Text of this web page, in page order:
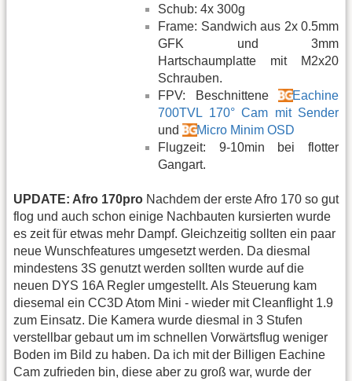
Schub: 4x 300g
Frame: Sandwich aus 2x 0.5mm
GFK und 3mm
Hartschaumplatte mit M2x20
Schrauben.
FPV: Beschnittene
Eachine
700TVL 170° Cam mit Sender
und
Micro Minim OSD
Flugzeit: 9-10min bei flotter
Gangart.
UPDATE: Afro 170pro Nachdem der erste Afro 170 so gut
flog und auch schon einige Nachbauten kursierten wurde
es zeit für etwas mehr Dampf. Gleichzeitig sollten ein paar
neue Wunschfeatures umgesetzt werden. Da diesmal
mindestens 3S genutzt werden sollten wurde auf die
neuen DYS 16A Regler umgestellt. Als Steuerung kam
diesemal ein CC3D Atom Mini - wieder mit Cleanflight 1.9
zum Einsatz. Die Kamera wurde diesmal in 3 Stufen
verstellbar gebaut um im schnellen Vorwärtsflug weniger
Boden im Bild zu haben. Da ich mit der Billigen Eachine
Cam zufrieden bin, diese aber zu groß war, wurde der